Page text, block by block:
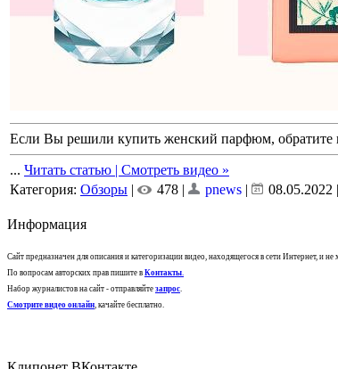
Если Вы решили купить женский парфюм, обратите
... Читать статью | Смотреть видео »
Категория: Обзоры | 478 | pnews | 08.05.2022 |
Информация
Сайт предназначен для описания и категоризации видео, находящегося в сети Интернет, и не
По вопросам авторских прав пишите в Контакты.
Набор журналистов на сайт - отправляйте запрос.
Смотрите видео онлайн, качайте бесплатно.